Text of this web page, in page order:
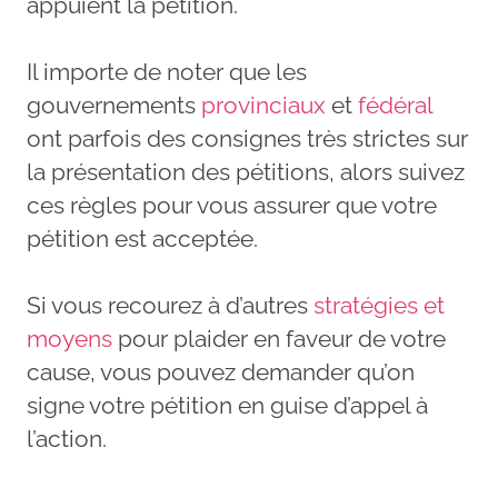
Il importe de noter que les
gouvernements provinciaux et fédéral
ont parfois des consignes très strictes sur
la présentation des pétitions, alors suivez
ces règles pour vous assurer que votre
pétition est acceptée.
Si vous recourez à d’autres stratégies et
moyens pour plaider en faveur de votre
cause, vous pouvez demander qu’on
signe votre pétition en guise d’appel à
l’action.